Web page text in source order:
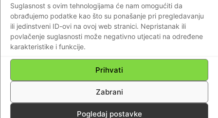
Suglasnost s ovim tehnologijama će nam omogućiti da
obrađujemo podatke kao što su ponašanje pri pregledavanju
ili jedinstveni ID-ovi na ovoj web stranici. Nepristanak ili
povlačenje suglasnosti može negativno utjecati na određene
karakteristike i funkcije.
Prihvati
Zabrani
Pogledaj postavke
Impressum Kontaktirajte nas Pravila o privatnosti